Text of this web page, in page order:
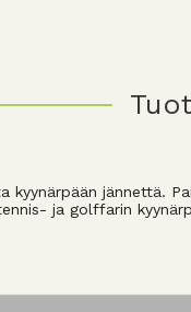
kyynärpään jännettä.
ja golffarin